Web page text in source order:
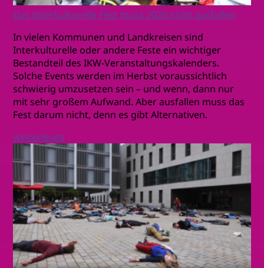
Das Interkulturelle Fest muss 2020 nicht ausfallen
In vielen Kommunen und Landkreisen sind
Interkulturelle oder andere Feste ein wichtiger
Bestandteil des IKW-Veranstaltungskalenders.
Solche Events werden im Herbst voraussichtlich
schwierig umzusetzen sein – und wenn, dann nur
mit sehr großem Aufwand. Aber ausfallen muss das
Fest darum nicht, denn es gibt Alternativen.
weiterlesen